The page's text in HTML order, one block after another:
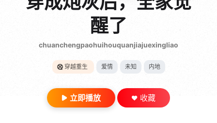
醒了
chuanchengpaohuihouquanjiajuexingliao
穿越重生 爱情 未知 内地
立即播放 收藏